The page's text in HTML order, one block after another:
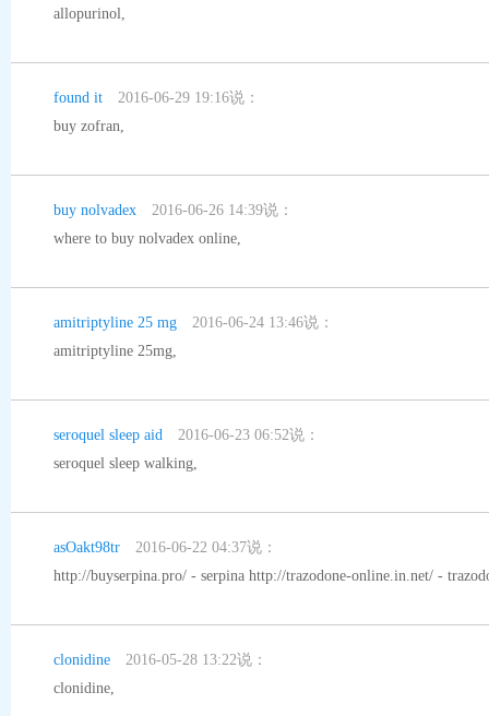
allopurinol,
found it
2016-06-29 19:16说：
buy zofran,
buy nolvadex
2016-06-26 14:39说：
where to buy nolvadex online,
amitriptyline 25 mg
2016-06-24 13:46说：
amitriptyline 25mg,
seroquel sleep aid
2016-06-23 06:52说：
seroquel sleep walking,
asOakt98tr
2016-06-22 04:37说：
http://buyserpina.pro/ - serpina http://trazodone-online.in.net/ -
clonidine
2016-05-28 13:22说：
clonidine,